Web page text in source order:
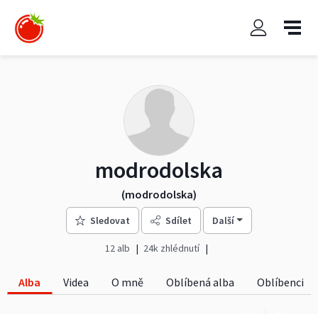
modrodolska
(modrodolska)
Sledovat Sdílet Další
12 alb 24k zhlédnutí
Alba Videa O mně Oblíbená alba Oblíbenci